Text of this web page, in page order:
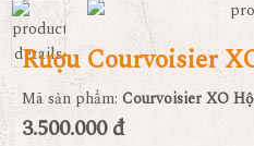
Rượu Courvoisier
Mã sản phẩm: Courvoisier XO
3.500.000 đ